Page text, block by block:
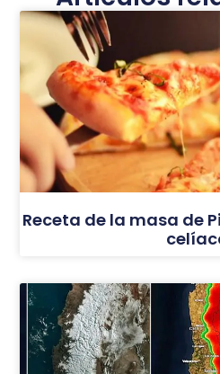
Receta de la masa de